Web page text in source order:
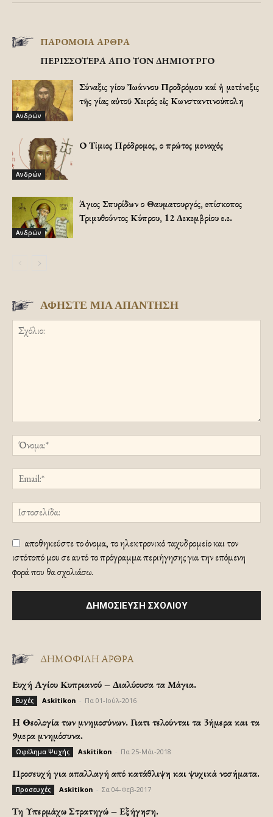
ΠΑΡΟΜΟΙΑ ΑΡΘΡΑ
ΠΕΡΙΣΣΟΤΕΡΑ ΑΠΟ ΤΟΝ ΔΗΜΙΟΥΡΓΟ
Ανδρών
Σύναξις Ἁγίου Ἰωάννου Προδρόμου καί ἡ μετένεξις
τῆς Ἁγίας αὐτοῦ Χειρός εἰς Κωνσταντινούπολη
Ανδρών
Ο Τίμιος Πρόδρομος, ο πρώτος μοναχός
Ανδρών
Άγιος Σπυρίδων ο Θαυματουργός, επίσκοπος
Τριμυθούντος Κύπρου, 12 Δεκεμβρίου ε.ε.
ΑΦΗΣΤΕ ΜΙΑ ΑΠΑΝΤΗΣΗ
αποθηκεύστε το όνομα, το ηλεκτρονικό ταχυδρομείο και τον
ιστότοπό μου σε αυτό το πρόγραμμα περιήγησης για την επόμενη
φορά που θα σχολιάσω.
ΔΗΜΟΦΙΛΗ ΑΡΘΡΑ
Ευχή Αγίου Κυπριανού – Διαλύουσα τα Μάγια.
Ευχές Askitikon Πα 01-Ιούλ-2016
H Θεολογία των μνημοσύνων. Γιατι τελούνται τα 3ήμερα και τα
9μερα μνημόσυνα.
Ωφέλημα Ψυχής Askitikon Πα 25-Μάι-2018
Προσευχή για απαλλαγή από κατάθλιψη και ψυχικά νοσήματα.
Προσευχές Askitikon Σα 04-Φεβ-2017
Τη Υπερμάχω Στρατηγώ – Εξήγηση.